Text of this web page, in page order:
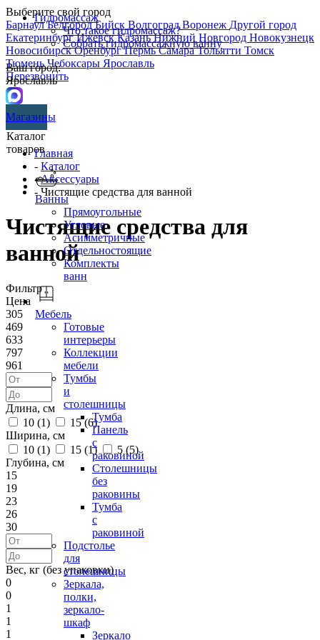
Выберите свой город
БарнаулБелгородБийск ВолгоградВоронеж Другой город
ЕкатеринбургИжевскКазаньНижний Новгород Новокузнецк
НовосибирскОренбургПермьСамараТольятти Томск
ТюменьЧебоксары Ярославль
Перезвонить
Гидромассаж
Что такое гидромассаж?
Собрать гидромассажную ванну
Ваш город:
Ярославль
Магазины
Каталог
товаров
Ванны
Прямоугольные
Угловые
Асимметричные
Отдельностоящие
Комплекты
ванн
Мебель
Готовые
интерьеры
Коллекции
мебели
Тумбы
и
столешницы
Тумба
Панель
с
раковиной
Столешницы
без
раковины
Тумба
с
раковиной
Подстолье
для
столешницы
Зеркала,
полки,
зеркало-
шкаф
Зеркало
Главная
- Каталог
-Аксессуары
- Чистящие средства для ванной
Чистящие средства для
ванной
Фильтр
Цена
305
469
633
797
961
Длина, см
10 (1) 15 (6)
Ширина, см
10 (1) 15 (1) 5 (5)
Глубина, см
15
19
23
26
30
Вес, кг (без упаковки)
0
0
1
1
1